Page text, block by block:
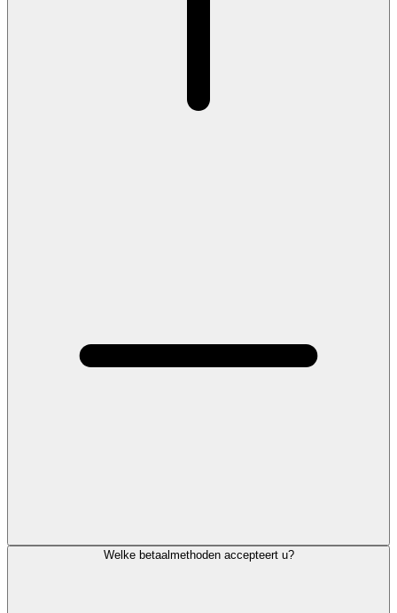
Welke betaalmethoden accepteert u?